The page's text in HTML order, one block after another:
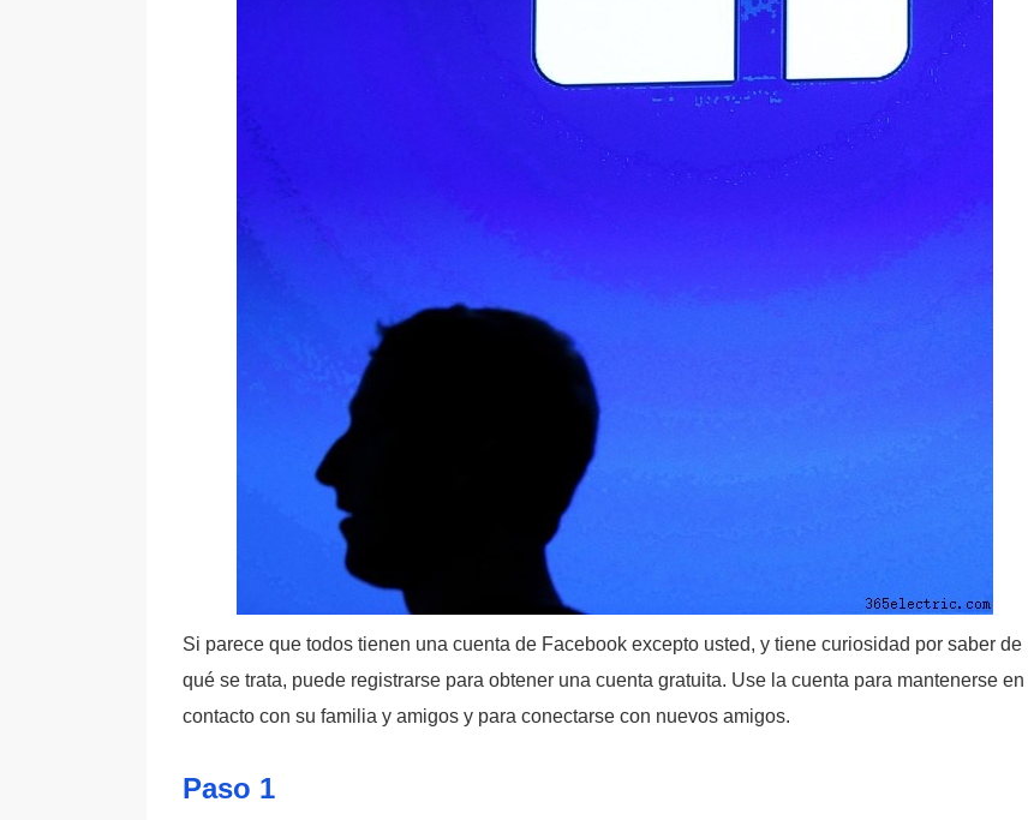
Si parece que todos tienen una cuenta de Facebook excepto usted, y tiene curiosidad por saber de
qué se trata, puede registrarse para obtener una cuenta gratuita. Use la cuenta para mantenerse en
contacto con su familia y amigos y para conectarse con nuevos amigos.
Paso 1